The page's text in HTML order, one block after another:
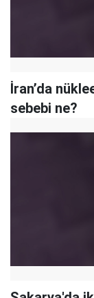
İran’da
sebebi ne?